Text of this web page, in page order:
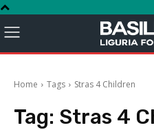
Home Tags Stras 4 Children
Tag: Stras 4